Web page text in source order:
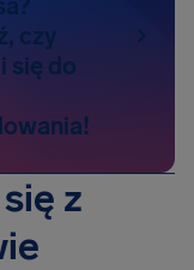
czy
się do
z